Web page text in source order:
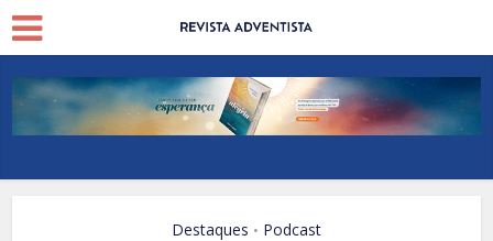
Destaques • Podcast